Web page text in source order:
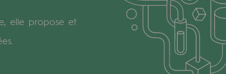
elle propose et